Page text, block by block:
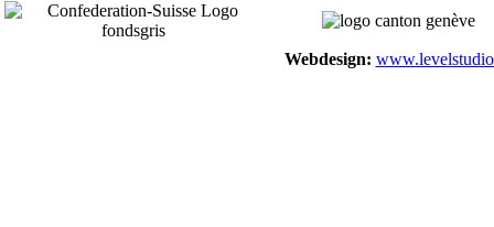
Webdesign: